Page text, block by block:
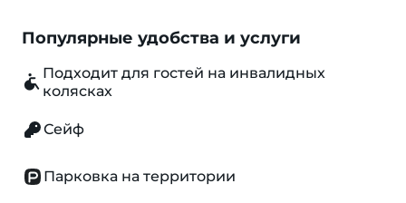
Популярные удобства и услуги
Подходит для гостей на инвалидных
колясках
Сейф
Парковка на территории